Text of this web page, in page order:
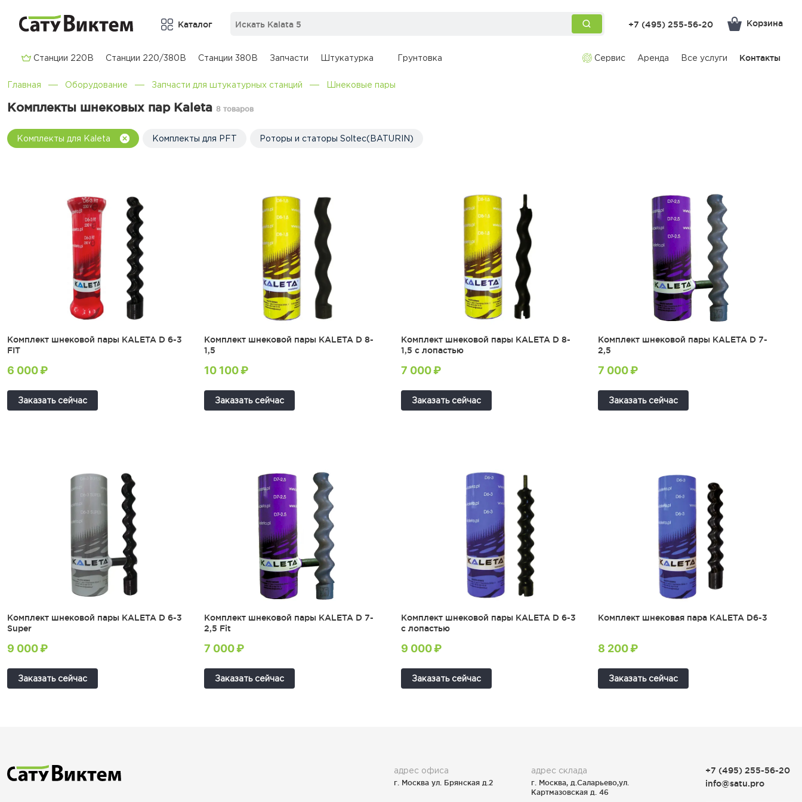
Каталог +7 (495) 255-56-20 Корзина
Cтанции 220В Cтанции 220/380В Cтанции 380В Запчасти Штукатурка Грунтовка Сервис Аренда Все услуги Контакты
Главная Оборудование Запчасти для штукатурных станций Шнековые пары
Комплекты шнековых пар Kaleta 8 товаров
Комплекты для Kaleta Комплекты для PFT Роторы и статоры Soltec(BATURIN)
Комплект шнековой пары KALETA D 6-3
FIT
6 000 ₽
Заказать сейчас
Комплект шнековой пары KALETA D 8-
1,5
10 100 ₽
Заказать сейчас
Комплект шнековой пары KALETA D 8-
1,5 с лопастью
7 000 ₽
Заказать сейчас
Комплект шнековой пары KALETA D 7-
2,5
7 000 ₽
Заказать сейчас
Комплект шнековой пары KALETA D 6-3
Super
9 000 ₽
Заказать сейчас
Комплект шнековой пары KALETA D 7-
2,5 Fit
7 000 ₽
Заказать сейчас
Комплект шнековой пары KALETA D 6-3
с лопастью
9 000 ₽
Заказать сейчас
Комплект шнековая пара KALETA D6-3
8 200 ₽
Заказать сейчас
адрес офиса
г. Москва ул. Брянская д.2
адрес склада
г. Москва, д.Саларьево,ул.
Картмазовская д. 46
+7 (495) 255-56-20
info@satu.pro